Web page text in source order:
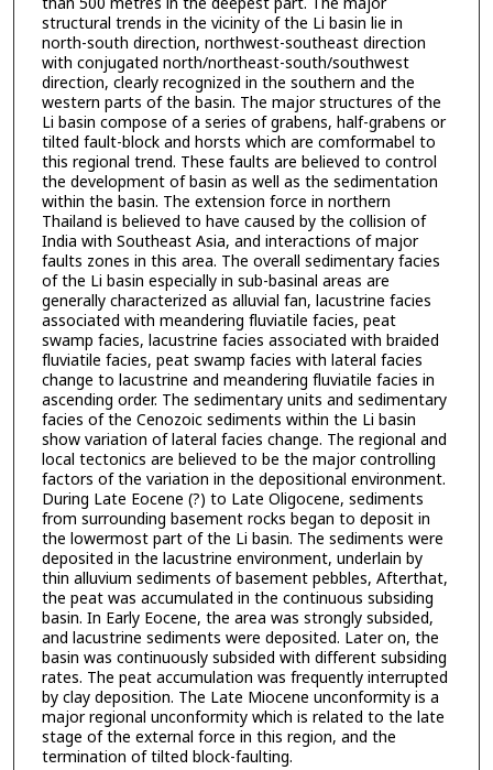
structural trends in the vicinity of the Li basin lie in
north-south direction, northwest-southeast direction
with conjugated north/northeast-south/southwest
direction, clearly recognized in the southern and the
western parts of the basin. The major structures of the
Li basin compose of a series of grabens, half-grabens or
tilted fault-block and horsts which are comformabel to
this regional trend. These faults are believed to control
the development of basin as well as the sedimentation
within the basin. The extension force in northern
Thailand is believed to have caused by the collision of
India with Southeast Asia, and interactions of major
faults zones in this area. The overall sedimentary facies
of the Li basin especially in sub-basinal areas are
generally characterized as alluvial fan, lacustrine facies
associated with meandering fluviatile facies, peat
swamp facies, lacustrine facies associated with braided
fluviatile facies, peat swamp facies with lateral facies
change to lacustrine and meandering fluviatile facies in
ascending order. The sedimentary units and sedimentary
facies of the Cenozoic sediments within the Li basin
show variation of lateral facies change. The regional and
local tectonics are believed to be the major controlling
factors of the variation in the depositional environment.
During Late Eocene (?) to Late Oligocene, sediments
from surrounding basement rocks began to deposit in
the lowermost part of the Li basin. The sediments were
deposited in the lacustrine environment, underlain by
thin alluvium sediments of basement pebbles, Afterthat,
the peat was accumulated in the continuous subsiding
basin. In Early Eocene, the area was strongly subsided,
and lacustrine sediments were deposited. Later on, the
basin was continuously subsided with different subsiding
rates. The peat accumulation was frequently interrupted
by clay deposition. The Late Miocene unconformity is a
major regional unconformity which is related to the late
stage of the external force in this region, and the
termination of tilted block-faulting.